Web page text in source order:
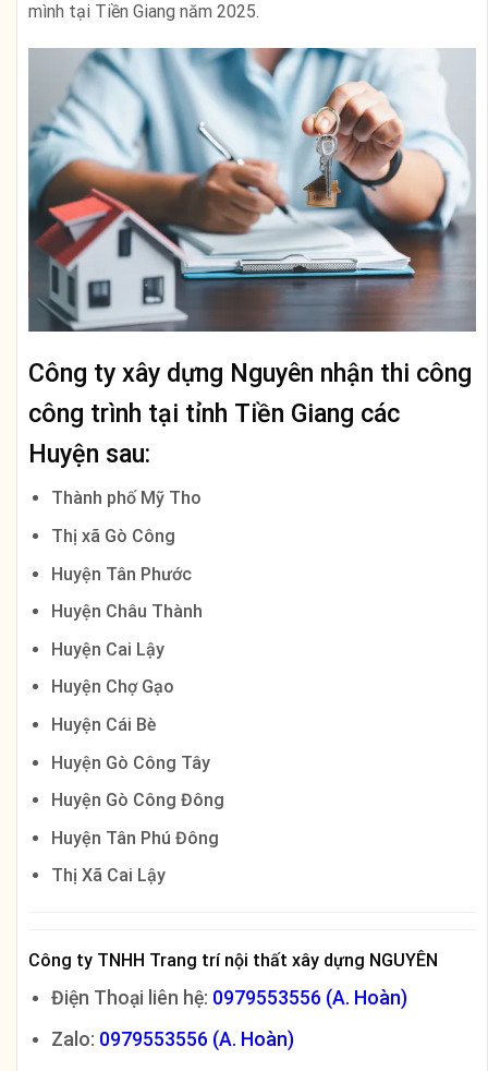
mình tại Tiền Giang năm 2025.
Công ty xây dựng Nguyên nhận thi công
công trình tại tỉnh Tiền Giang các
Huyện sau:
Thành phố Mỹ Tho
Thị xã Gò Công
Huyện Tân Phước
Huyện Châu Thành
Huyện Cai Lậy
Huyện Chợ Gạo
Huyện Cái Bè
Huyện Gò Công Tây
Huyện Gò Công Đông
Huyện Tân Phú Đông
Thị Xã Cai Lậy
Công ty TNHH Trang trí nội thất xây dựng NGUYÊN
Điện Thoại liên hệ: 0979553556 (A. Hoàn)
Zalo: 0979553556 (A. Hoàn)